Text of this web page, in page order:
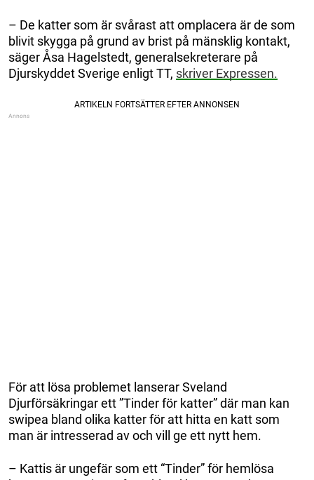
– De katter som är svårast att omplacera är de som
blivit skygga på grund av brist på mänsklig kontakt,
säger Åsa Hagelstedt, generalsekreterare på
Djurskyddet Sverige enligt TT, skriver Expressen.
För att lösa problemet lanserar Sveland
Djurförsäkringar ett ”Tinder för katter” där man kan
swipea bland olika katter för att hitta en katt som
man är intresserad av och vill ge ett nytt hem.
– Kattis är ungefär som ett “Tinder” för hemlösa